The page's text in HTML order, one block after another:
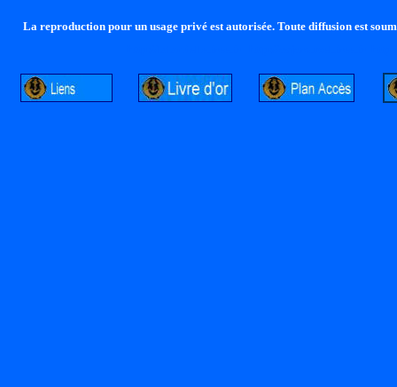
La reproduction pour un usage privé est autorisée. Toute diffusion est